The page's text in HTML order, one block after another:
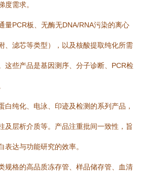
度需求。
量PCR板、无酶无DNA/RNA污染的离心
、滤芯等类型），以及核酸提取纯化所需
这些产品是基因测序、分子诊断、PCR检
白纯化、电泳、印迹及检测的系列产品，
及层析介质等。产品注重批间一致性，旨
达与功能研究的效率。
规格的高品质冻存管、样品储存管、血清